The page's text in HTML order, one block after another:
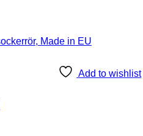
Add to wishlist